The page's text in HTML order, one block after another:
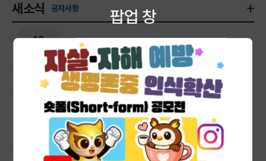
팝업 창
새소식 공지사항
18
2026.05
2026년 디지털미디어 피해 청소년 회복 지원사업 상담 및
치료지원 안내
청소년상담복지센터 청소년안전망 '위기예방교육' 안내 2026.03.10
「학생맞춤형 통합지원 One-Stop센터」 신청 안내
학생맞춤형 통합지원 One-Stop센터 찾아오는 길 2026.01.15
자살·자해 예방 및 생명존중 인식확산 숏폼(Short-